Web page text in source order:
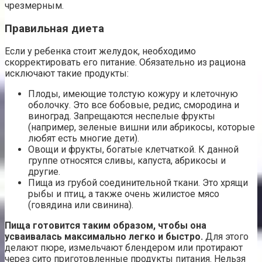
чрезмерным.
Правильная диета
Если у ребенка стоит желудок, необходимо
скорректировать его питание. Обязательно из рациона
исключают такие продукты:
Плоды, имеющие толстую кожуру и клеточную
оболочку. Это все бобовые, редис, смородина и
виноград. Запрещаются неспелые фрукты
(например, зеленые вишни или абрикосы, которые
любят есть многие дети).
Овощи и фрукты, богатые клетчаткой. К данной
группе относятся сливы, капуста, абрикосы и
другие.
Пища из грубой соединительной ткани. Это хрящи
рыбы и птиц, а также очень жилистое мясо
(говядина или свинина).
Пища готовится таким образом, чтобы она
усваивалась максимально легко и быстро. Для этого
делают пюре, измельчают блендером или протирают
через сито приготовленные продукты питания. Нельзя